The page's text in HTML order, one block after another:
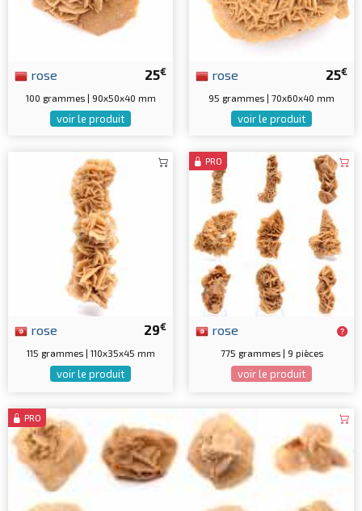
25€
rose
100 grammes | 90x50x40 mm
voir le produit
25€
rose
95 grammes | 70x60x40 mm
voir le produit
29€
rose
115 grammes | 110x35x45 mm
voir le produit
PRO
rose
775 grammes | 9 pièces
voir le produit
PRO